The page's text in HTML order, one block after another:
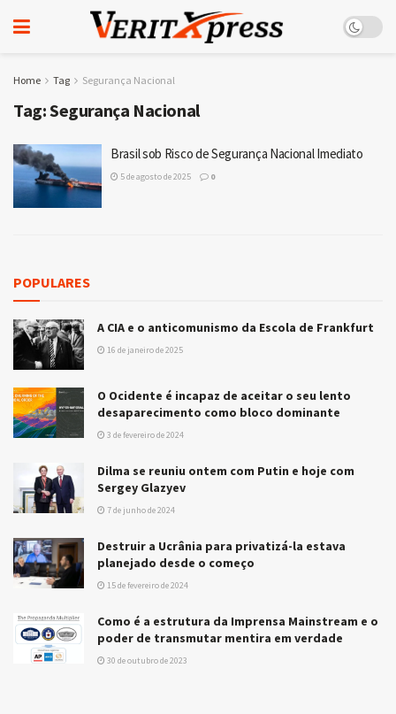
Home Tag Segurança Nacional
Tag:Segurança Nacional
Brasil sob Risco de Segurança Nacional Imediato
5 de agosto de 2025 0
POPULARES
A CIA e o anticomunismo da Escola de Frankfurt
16 de janeiro de 2025
O Ocidente é incapaz de aceitar o seu lento
desaparecimento como bloco dominante
3 de fevereiro de 2024
Dilma se reuniu ontem com Putin e hoje com
Sergey Glazyev
7 de junho de 2024
Destruir a Ucrânia para privatizá-la estava
planejado desde o começo
15 de fevereiro de 2024
Como é a estrutura da Imprensa Mainstream e o
poder de transmutar mentira em verdade
30 de outubro de 2023